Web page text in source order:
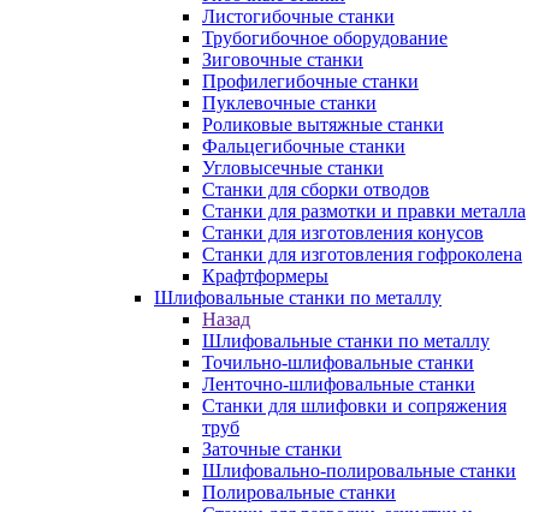
Листогибочные станки
Трубогибочное оборудование
Зиговочные станки
Профилегибочные станки
Пуклевочные станки
Роликовые вытяжные станки
Фальцегибочные станки
Угловысечные станки
Станки для сборки отводов
Станки для размотки и правки металла
Станки для изготовления конусов
Станки для изготовления гофроколена
Крафтформеры
Шлифовальные станки по металлу
Назад
Шлифовальные станки по металлу
Точильно-шлифовальные станки
Ленточно-шлифовальные станки
Станки для шлифовки и сопряжения
труб
Заточные станки
Шлифовально-полировальные станки
Полировальные станки